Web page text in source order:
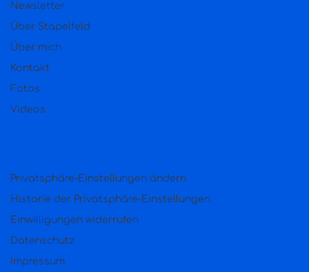
Newsletter
Über Stapelfeld
Über mich
Kontakt
Fotos
Videos
Privatsphäre-Einstellungen ändern
Historie der Privatsphäre-Einstellungen
Einwilligungen widerrufen
Datenschutz
Impressum